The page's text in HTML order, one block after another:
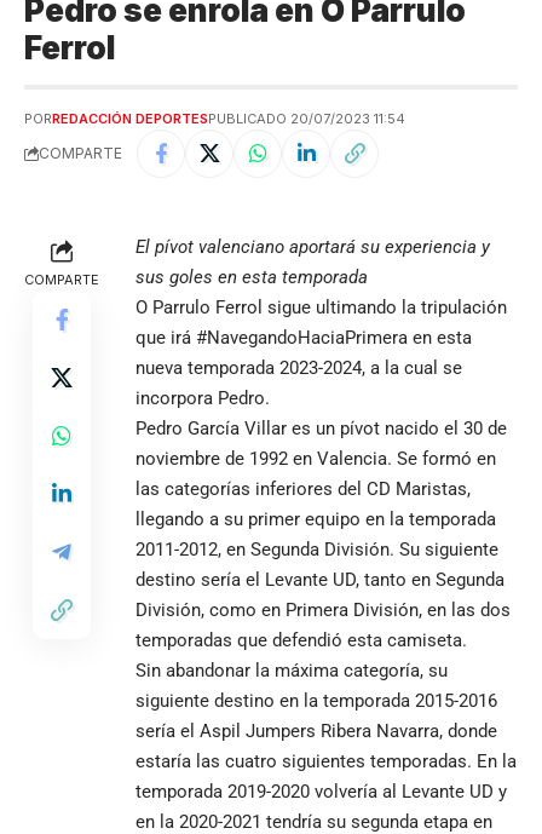
Pedro se enrola en O Parrulo
Ferrol
PORREDACCIÓN DEPORTESPUBLICADO 20/07/2023 11:54
COMPARTE
COMPARTE
El pívot valenciano aportará su experiencia y
sus goles en esta temporada
O Parrulo Ferrol sigue ultimando la tripulación
que irá #NavegandoHaciaPrimera en esta
nueva temporada 2023-2024, a la cual se
incorpora Pedro.
Pedro García Villar es un pívot nacido el 30 de
noviembre de 1992 en Valencia. Se formó en
las categorías inferiores del CD Maristas,
llegando a su primer equipo en la temporada
2011-2012, en Segunda División. Su siguiente
destino sería el Levante UD, tanto en Segunda
División, como en Primera División, en las dos
temporadas que defendió esta camiseta.
Sin abandonar la máxima categoría, su
siguiente destino en la temporada 2015-2016
sería el Aspil Jumpers Ribera Navarra, donde
estaría las cuatro siguientes temporadas. En la
temporada 2019-2020 volvería al Levante UD y
en la 2020-2021 tendría su segunda etapa en